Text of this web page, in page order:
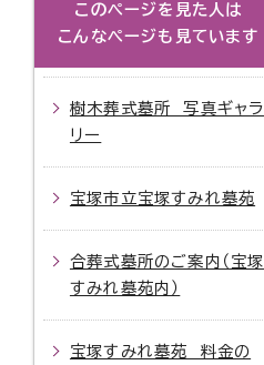
このページを見た人は
こんなページも見ています
樹木葬式墓所 写真ギャラ
リー
宝塚市立宝塚すみれ墓苑
合葬式墓所のご案内（宝塚
すみれ墓苑内）
宝塚すみれ墓苑 料金の